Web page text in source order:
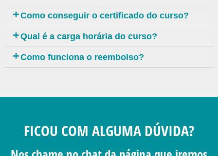
Como conseguir o certificado do curso?
Qual é a carga horária do curso?
Como funciona o reembolso?
FICOU COM ALGUMA DÚVIDA?